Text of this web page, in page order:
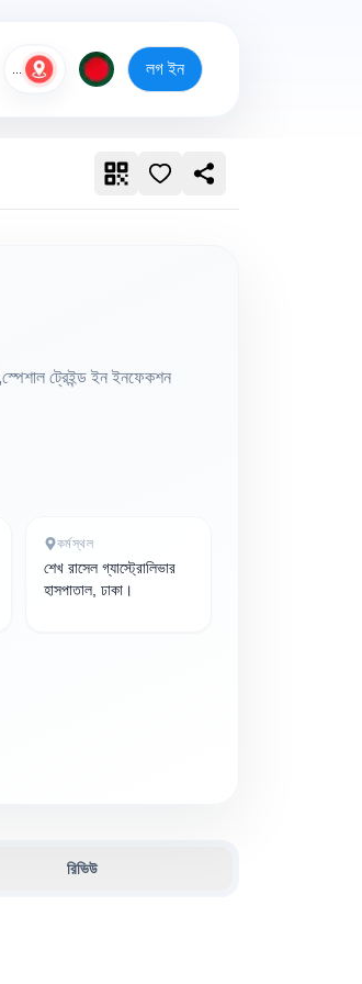
লগ ইন
ট্রেইন্ড ইন ইনফেকশন
কর্মস্থল
শেখ রাসেল গ্যাস্ট্রোলিভার
হাসপাতাল, ঢাকা।
রিভিউ